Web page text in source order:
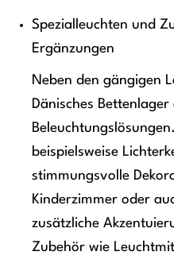
Spezialleuchten und
Ergänzungen
Neben den gängigen
Dänisches
beispielsweise
stimmungsvolle
Kinderzimmer oder
zusätzliche
Zubehör wie